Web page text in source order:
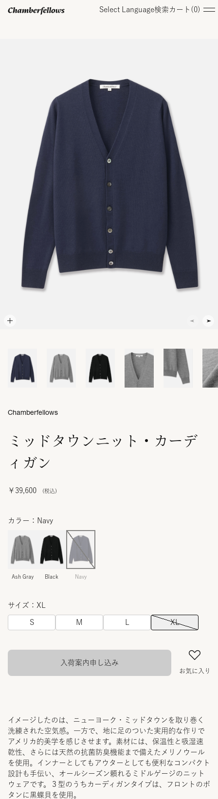
Select Language検索 カート( 0)
オンラインストア
コレクション
お知らせ
ミッドタウンニット・カーデ
ィガン
￥39,600
Chamberfellows
カラー：Navy
Ash Gray Black Navy
サイズ：XL
S M XL
お気に入り
入荷案内申し込み
イメージしたのは、ニューヨーク・ミッドタウンを取り巻く
洗練された空気感。一方で、地に足のついた実用的な作りで
アメリカ的美学を感じさせます。素材には、保温性と吸湿速
乾性、さらには天然の抗菌防臭機能まで備えたメリノウール
を使用。インナーとしてもアウターとしても便利なコンパクト
設計も手伝い、オールシーズン頼れるミドルゲージのニット
ウェアです。３型のうちカーディガンタイプは、フロントのボ
タンに黒蝶貝を使用。